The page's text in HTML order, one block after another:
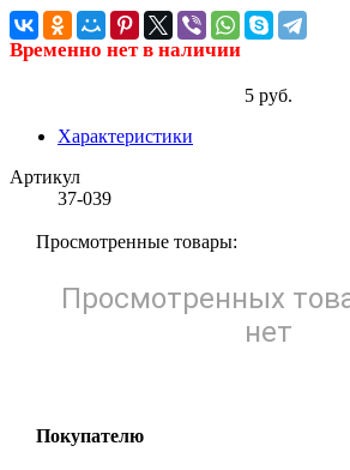
Временно нет в наличии
5 руб.
Характеристики
Артикул
37-039
Просмотренные товары:
Просмотренных
нет
Покупателю